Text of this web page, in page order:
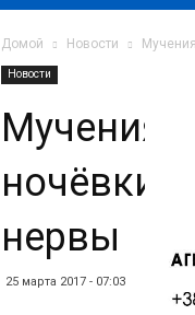
Домой Новости
Новости
Мучения
ночёвки,
нервы
25 марта 2017 - 07:03